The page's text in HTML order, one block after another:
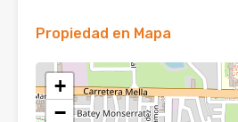
Propiedad en Mapa
+
−